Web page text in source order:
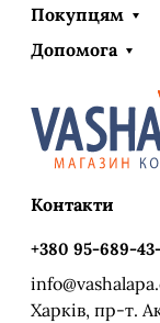
Покупцям
Допомога
Контакти
+380 95-689-
Харків, пр-т.